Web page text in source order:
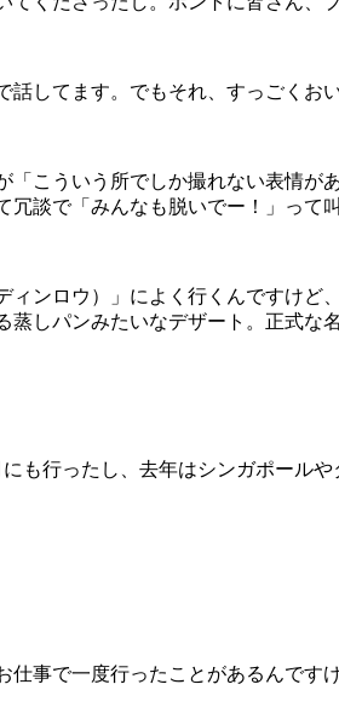
してます。でもそれ、すっごくお
こういう所でしか撮れない表情が
談で「みんなも脱いでー！」って
ンロウ）」によく行くんですけど
しパンみたいなデザート。正式な
行ったし、去年はシンガポール
で一度行ったことがあるんです